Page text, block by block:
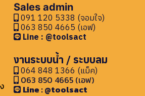
Sales admin
091 120 5338 (จอมใจ)
063 850 4665 (เอฟ)
Line : @toolsact
งานระบบน้ำ / ระบบลม
064 848 1366 (แม็ค)
063 850 4665 (เอฟ)
Line : @toolsact